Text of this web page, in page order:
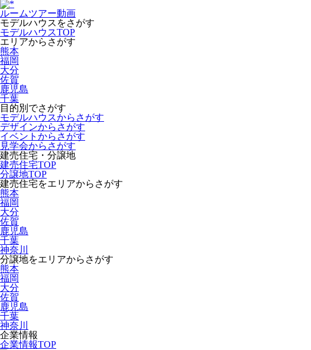
ルームツアー動画
モデルハウスをさがす
モデルハウスTOP
エリアからさがす
熊本
福岡
大分
佐賀
鹿児島
千葉
目的別でさがす
モデルハウスからさがす
デザインからさがす
イベントからさがす
見学会からさがす
建売住宅・分譲地
建売住宅TOP
分譲地TOP
建売住宅をエリアからさがす
熊本
福岡
大分
佐賀
鹿児島
千葉
神奈川
分譲地をエリアからさがす
熊本
福岡
大分
佐賀
鹿児島
千葉
神奈川
企業情報
企業情報TOP